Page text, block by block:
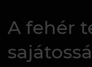
A fehér